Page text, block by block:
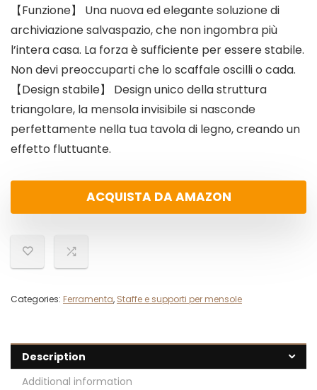
【Funzione】 Una nuova ed elegante soluzione di
archiviazione salvaspazio, che non ingombra più
l’intera casa. La forza è sufficiente per essere stabile.
Non devi preoccuparti che lo scaffale oscilli o cada.
【Design stabile】 Design unico della struttura
triangolare, la mensola invisibile si nasconde
perfettamente nella tua tavola di legno, creando un
effetto fluttuante.
ACQUISTA DA AMAZON
Categories: Ferramenta, Staffe e supporti per mensole
Description
Additional information